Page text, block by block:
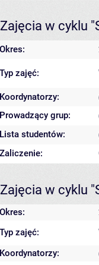
Zajęcia w cyklu
Okres:
Typ zajęć:
Koordynatorzy:
Prowadzący grup:
Lista studentów:
Zaliczenie:
Zajęcia w cyklu
Okres:
Typ zajęć:
Koordynatorzy: